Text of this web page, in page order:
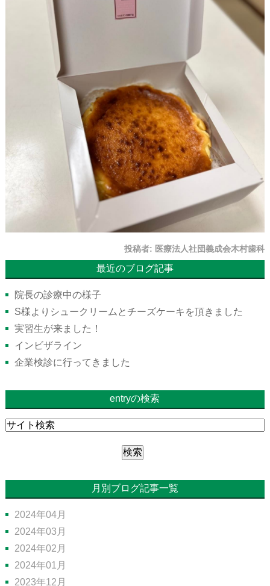
投稿者: 医療法人社団義成会木村歯科
最近のブログ記事
院長の診療中の様子
S様よりシュークリームとチーズケーキを頂きました
実習生が来ました！
インビザライン
企業検診に行ってきました
entryの検索
月別ブログ記事一覧
2024年04月
2024年03月
2024年02月
2024年01月
2023年12月